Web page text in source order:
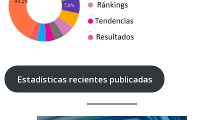
Estadísticas recientes publicadas